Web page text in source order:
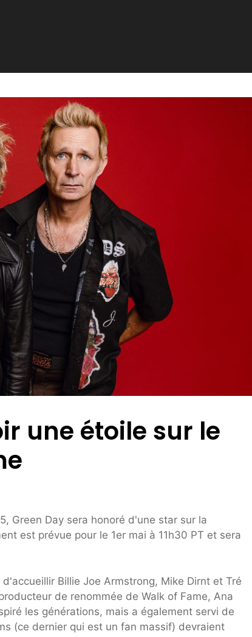
une étoile sur le
Green Day sera honoré d'une star sur la
est prévue pour le 1er mai à 11h30 PT et sera
Billie Joe Armstrong, Mike Dirnt et Tré
de renommée de Walk of Fame, Ana
les générations, mais a également servi de
(ce dernier qui est un fan massif) devraient